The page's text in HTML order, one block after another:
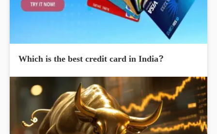
Which is the best credit card in India?